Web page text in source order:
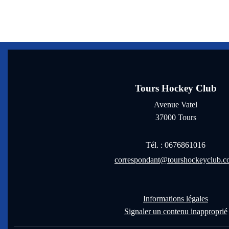
Tours Hockey Club
Avenue Vatel
37000 Tours
Tél. : 0676861016
Informations légales
Signaler un contenu inapproprié